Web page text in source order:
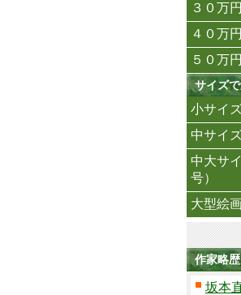
３０万
４０万
５０万
サイズ
小サイ
中サイ
中大サ
号）
大型絵
作家略歴
坂本